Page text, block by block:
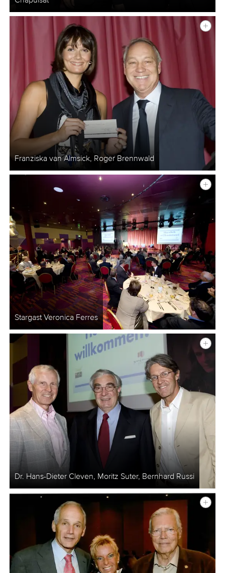
Franziska van Almsick, Roger Brennwald
Stargast Veronica Ferres
Dr. Hans-Dieter Cleven, Moritz Suter, Bernhard Russi